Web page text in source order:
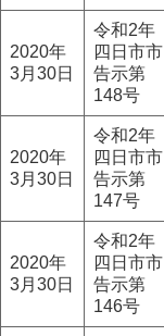
2020年
3月30日
令和2年
四日市市
告示第
148号
2020年
3月30日
令和2年
四日市市
告示第
147号
2020年
3月30日
令和2年
四日市市
告示第
146号